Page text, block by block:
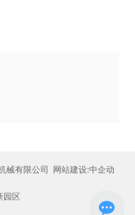
械有限公司 网站建设:中企动
园区